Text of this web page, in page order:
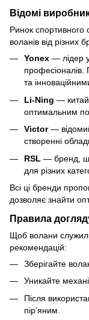
Відомі
Ринок спортивного
воланів від
Yonex — лідер
професіоналів.
та
Li-Ning —
оптимальним
Victor— відомий
створенні
RSL — бренд,
для різних
Всі ці бренди
дозволяє знайти
Правила
Щоб волани
рекомендацій:
Зберігайте
Уникайте
Після
пір’яним.